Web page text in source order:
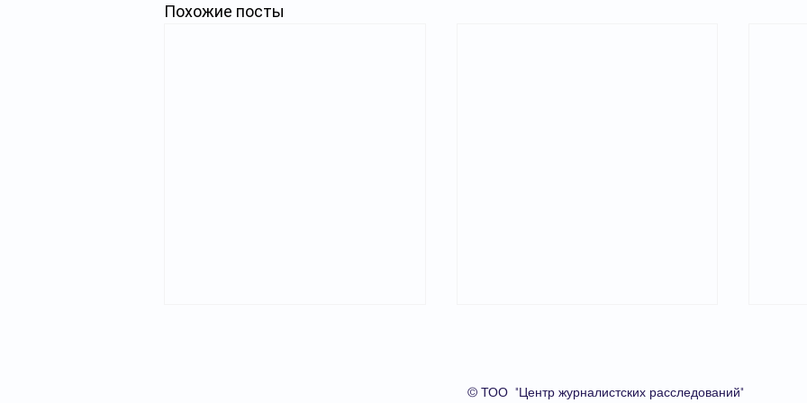
Похожие посты
© ТОО "Центр журналистских расследований"